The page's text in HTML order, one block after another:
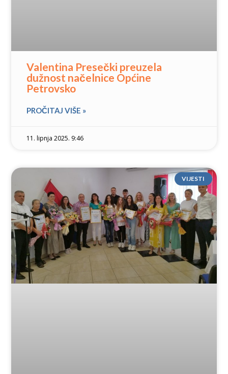
Valentina Presečki preuzela
dužnost načelnice Općine
Petrovsko
PROČITAJ VIŠE »
11. lipnja 2025. 9:46
VIJESTI